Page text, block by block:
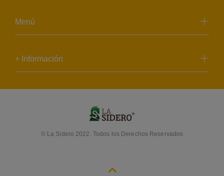
Menú
+ Información
© La Sidero 2022. Todos los Derechos Reservados